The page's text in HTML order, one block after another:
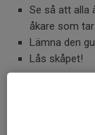
Se så att alla
åkare som
Lämna den
Lås skåpet!
Om du får frågor
frågorna till